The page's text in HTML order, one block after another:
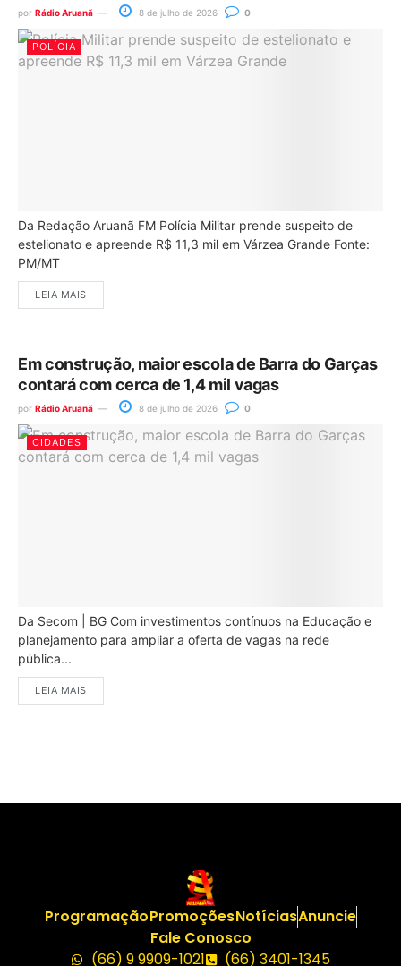
por Rádio Aruanã 8 de julho de 2026 0
POLÍCIA
Da Redação Aruanã FM Polícia Militar prende suspeito de
estelionato e apreende R$ 11,3 mil em Várzea Grande Fonte:
PM/MT
LEIA MAIS
Em construção, maior escola de Barra do Garças
contará com cerca de 1,4 mil vagas
por Rádio Aruanã 8 de julho de 2026 0
CIDADES
Da Secom | BG Com investimentos contínuos na Educação e
planejamento para ampliar a oferta de vagas na rede
pública...
LEIA MAIS
ProgramaçãoPromoçõesNotíciasAnuncie
Fale Conosco
(66) 9 9909-1021
(66) 3401-1345